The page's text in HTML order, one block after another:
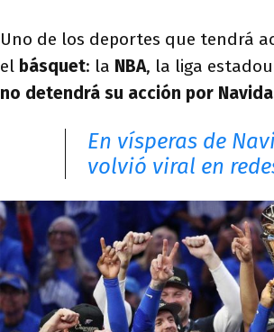
Uno de los deportes que tendrá
el básquet: la NBA, la liga
no detendrá su acción por
En vísperas de
volvió viral en